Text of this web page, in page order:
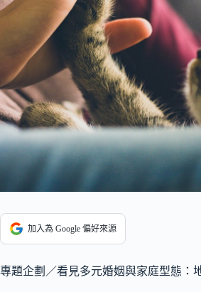
加入為 Google 偏好來源
專題企劃／看見多元婚姻與家庭型態：